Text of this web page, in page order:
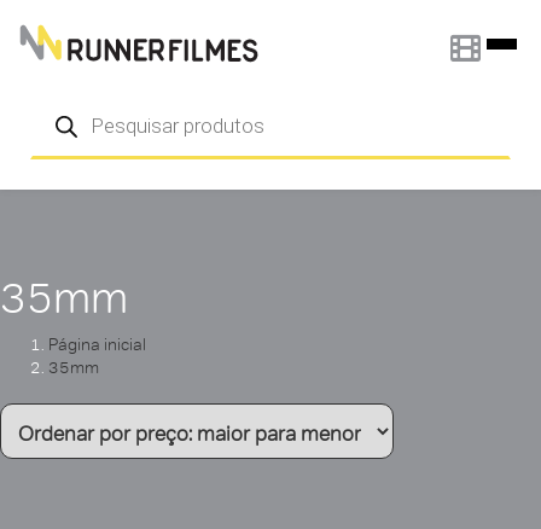
Pular para o conteúdo
produtos
35mm
Página inicial
35mm